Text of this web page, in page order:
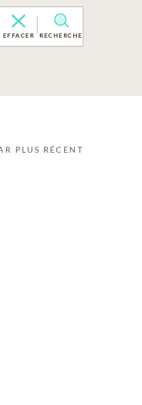
EFFACER RECHERCHE
PLUS RÉCENT